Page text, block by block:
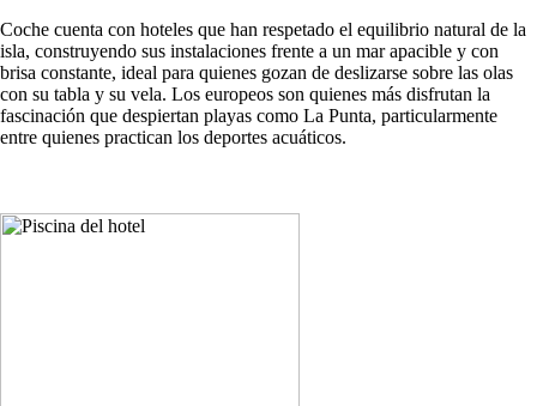
Coche cuenta con hoteles que han respetado el equilibrio natural de la
isla, construyendo sus instalaciones frente a un mar apacible y con
brisa constante, ideal para quienes gozan de deslizarse sobre las olas
con su tabla y su vela. Los europeos son quienes más disfrutan la
fascinación que despiertan playas como La Punta, particularmente
entre quienes practican los deportes acuáticos.